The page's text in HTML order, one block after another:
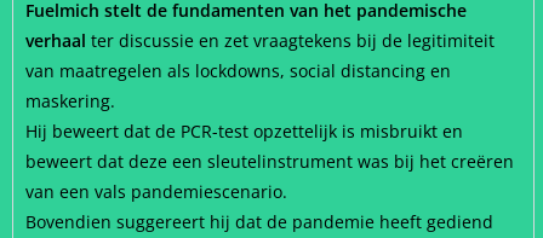
Fuelmich stelt de fundamenten van het pandemische
verhaal ter discussie en zet vraagtekens bij de legitimiteit
van maatregelen als lockdowns, social distancing en
maskering.
Hij beweert dat de PCR-test opzettelijk is misbruikt en
beweert dat deze een sleutelinstrument was bij het creëren
van een vals pandemiescenario.
Bovendien suggereert hij dat de pandemie heeft gediend